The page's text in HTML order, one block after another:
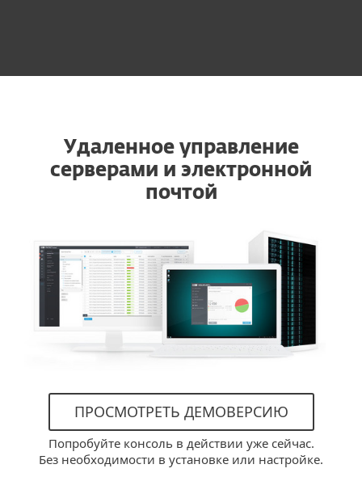
Удаленное управление
серверами и электронной
почтой
ПРОСМОТРЕТЬ ДЕМОВЕРСИЮ
Попробуйте консоль в действии уже сейчас.
Без необходимости в установке или настройке.